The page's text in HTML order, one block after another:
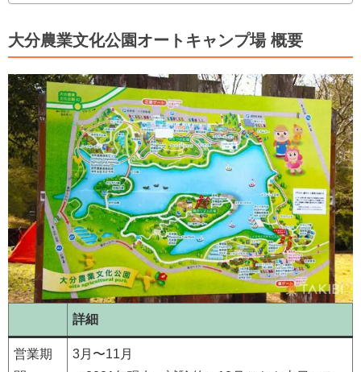
大分農業文化公園オートキャンプ場 概要
詳細
営業期
3月〜11月